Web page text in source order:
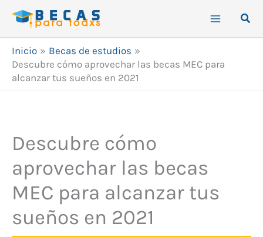
Inicio
Becas de estudios
Descubre cómo aprovechar las becas MEC para
alcanzar tus sueños en 2021
Descubre cómo
aprovechar las becas
MEC para alcanzar tus
sueños en 2021